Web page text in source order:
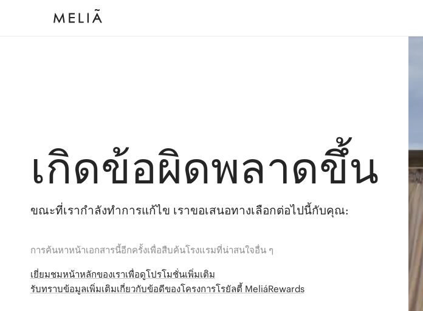
เกิดข้อผิดพลาดขึ้น
ขณะที่เรากำลังทำการแก้ไข เราขอเสนอทางเลือกต่อไปนี้กับคุณ:
การค้นหาหน้าเอกสารนี้อีกครั้งเพื่อสืบค้นโรงแรมที่น่าสนใจอื่น ๆ
เยี่ยมชมหน้าหลักของเราเพื่อดูโปรโมชั่นเพิ่มเติม
รับทราบข้อมูลเพิ่มเติมเกี่ยวกับข้อดีของโครงการโรยัลตี้ MeliáRewards